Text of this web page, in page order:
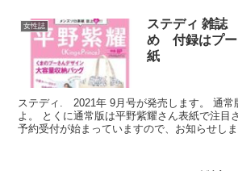
女性誌
ステディ 雑
め 付録はプー
紙
ステディ. 2021年 9月号が発売します。 通常
よ。 とくに通常版は平野紫耀さん表紙で注目
予約受付が始まっていますので、お知らせし